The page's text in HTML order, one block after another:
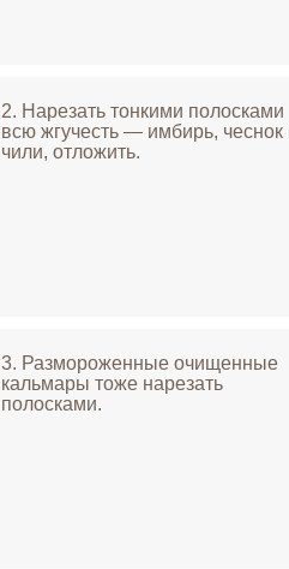
2. Нарезать тонкими полосками
всю жгучесть — имбирь, чеснок
чили, отложить.
3. Размороженные очищенные
кальмары тоже нарезать
полосками.